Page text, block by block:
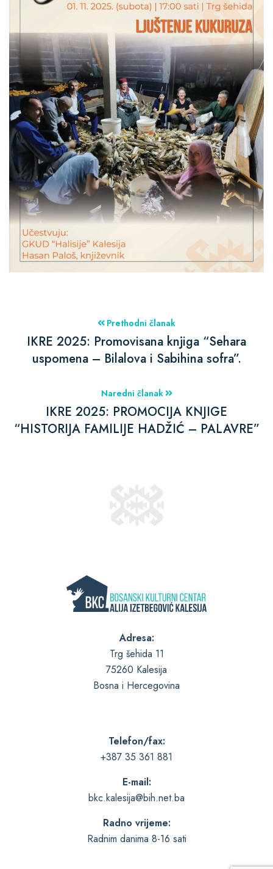
Prethodni članak
IKRE 2025: Promovisana knjiga “Sehara
uspomena – Bilalova i Sabihina sofra”.
Naredni članak
IKRE 2025: PROMOCIJA KNJIGE
“HISTORIJA FAMILIJE HADŽIĆ – PALAVRE”
Adresa:
Trg šehida 11
75260 Kalesija
Bosna i Hercegovina
Telefon/fax:
+387 35 361 881
E-mail:
bkc.kalesija@bih.net.ba
Radno vrijeme:
Radnim danima 8-16 sati